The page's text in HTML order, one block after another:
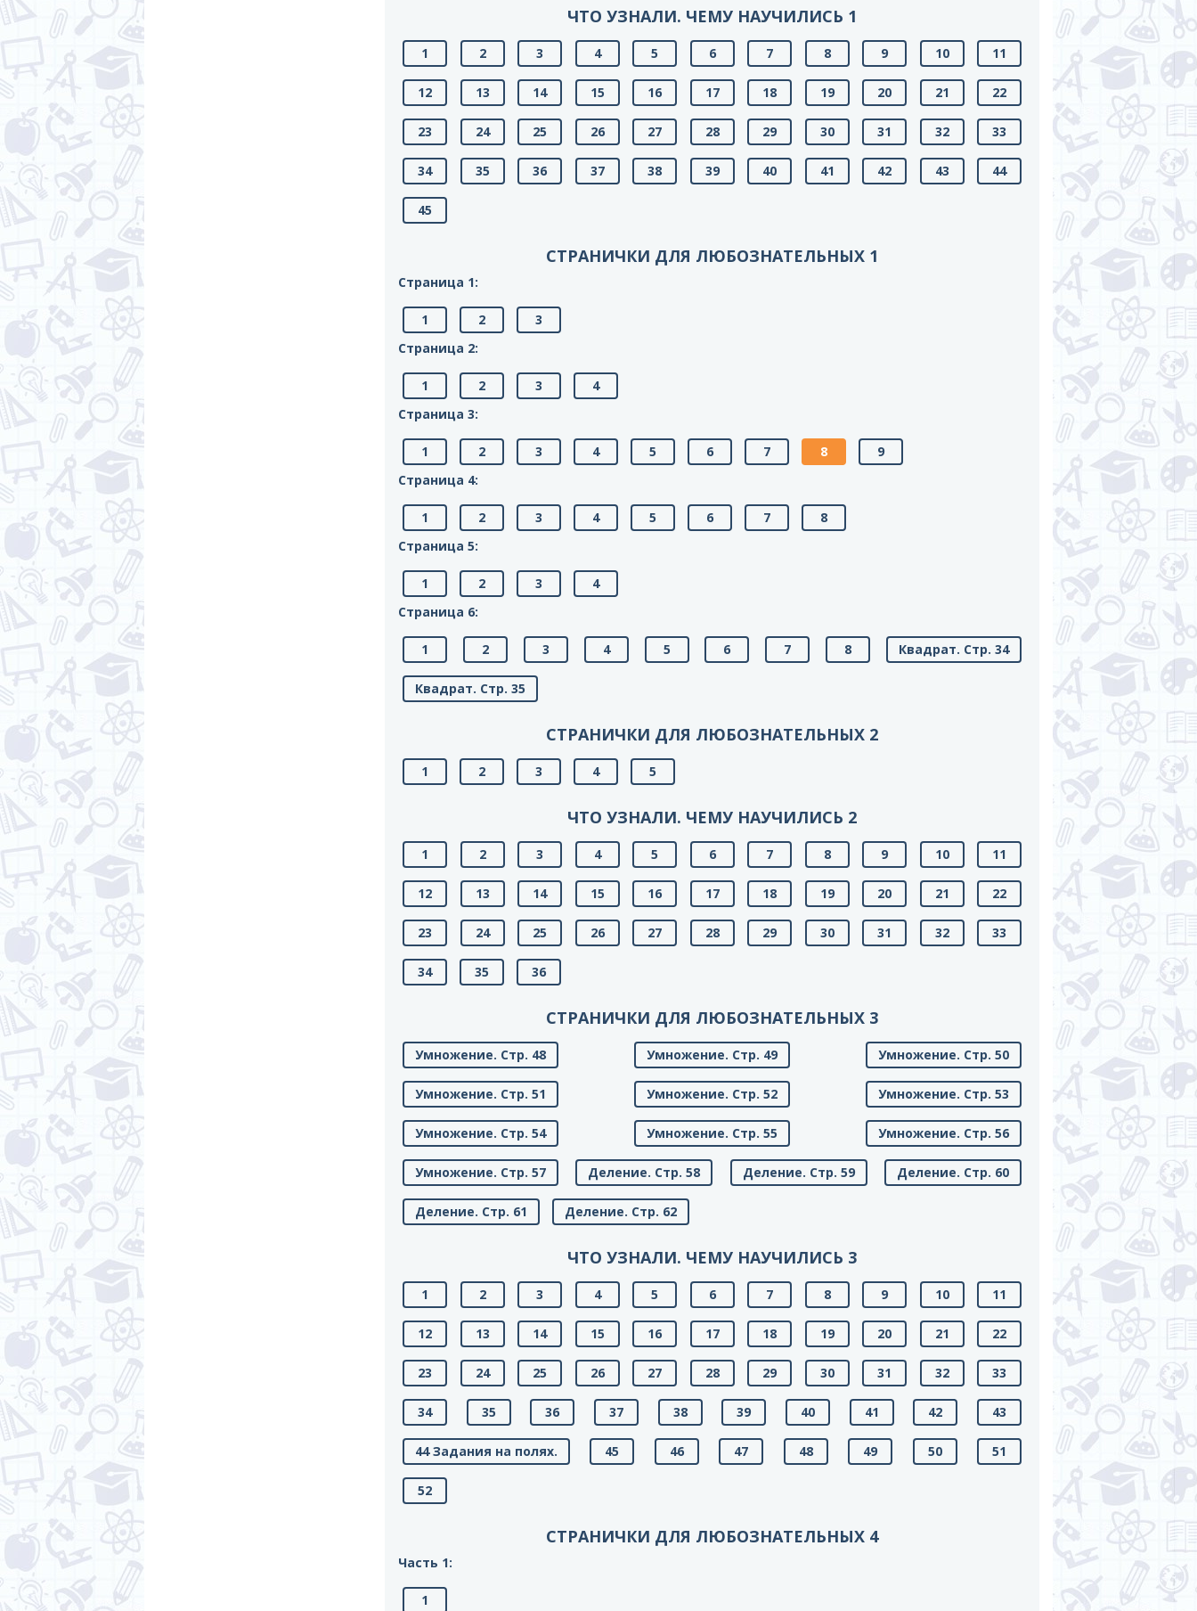
ЧТО УЗНАЛИ. ЧЕМУ НАУЧИЛИСЬ 1
1 2 3 4 5 6 7 8 9 10 11
12 13 14 15 16 17 18 19 20 21 22
23 24 25 26 27 28 29 30 31 32 33
34 35 36 37 38 39 40 41 42 43 44
45
СТРАНИЧКИ ДЛЯ ЛЮБОЗНАТЕЛЬНЫХ 1
Страница 1:
1 2
3
Страница 2:
1 2 3
4
Страница 3:
1 2 3 4 5 6 7 8
9
Страница 4:
1 2 3 4 5 6 7
8
Страница 5:
1 2 3
4
Страница 6:
1 2 3 4 5 6 7 8 Квадрат. Стр. 34
Квадрат. Стр. 35
СТРАНИЧКИ ДЛЯ ЛЮБОЗНАТЕЛЬНЫХ 2
1 2 3 4 5
ЧТО УЗНАЛИ. ЧЕМУ НАУЧИЛИСЬ 2
1 2 3 4 5 6 7 8 9 10 11
12 13 14 15 16 17 18 19 20 21 22
23 24 25 26 27 28 29 30 31 32 33
34 35 36
СТРАНИЧКИ ДЛЯ ЛЮБОЗНАТЕЛЬНЫХ 3
Умножение. Стр. 48 Умножение. Стр. 49 Умножение. Стр. 50
Умножение. Стр. 51 Умножение. Стр. 52 Умножение. Стр. 53
Умножение. Стр. 54 Умножение. Стр. 55 Умножение. Стр. 56
Умножение. Стр. 57 Деление. Стр. 58 Деление. Стр. 59 Деление. Стр. 60
Деление. Стр. 61 Деление. Стр. 62
ЧТО УЗНАЛИ. ЧЕМУ НАУЧИЛИСЬ 3
1 2 3 4 5 6 7 8 9 10 11
12 13 14 15 16 17 18 19 20 21 22
23 24 25 26 27 28 29 30 31 32 33
34 35 36 37 38 39 40 41 42 43
44 Задания на полях. 45 46 47 48 49 50 51
52
СТРАНИЧКИ ДЛЯ ЛЮБОЗНАТЕЛЬНЫХ 4
Часть 1:
1